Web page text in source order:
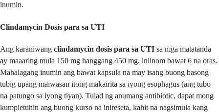
inumin.
Clindamycin Dosis para sa UTI
Ang karaniwang clindamycin dosis para sa UTI sa mga matatanda
ay maaaring mula 150 mg hanggang 450 mg, iniinom bawat 6 na oras.
Mahalagang inumin ang bawat kapsula na may isang buong basong
tubig upang maiwasan itong makairita sa iyong esophagus (ang tubo
na patungo sa iyong tiyan). Tulad ng anumang antibiotic, dapat mong
kumpletuhin ang buong kurso na inireseta, kahit na nagsimula kang